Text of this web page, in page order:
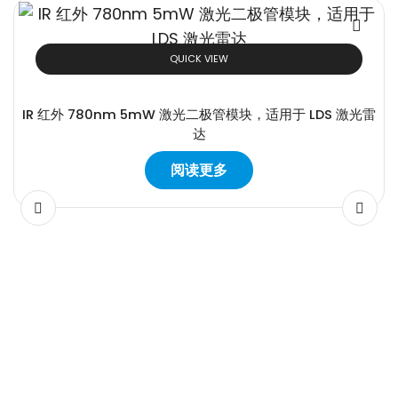
QUICK VIEW
IR 红外 780nm 5mW 激光二极管模块，适用于 LDS 激光雷
达
阅读更多